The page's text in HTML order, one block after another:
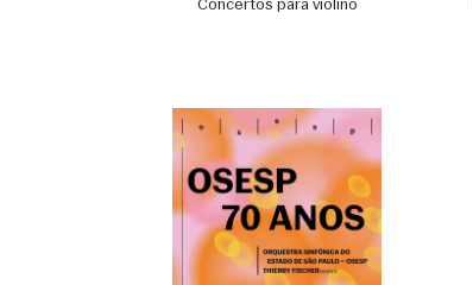
Concertos para violino